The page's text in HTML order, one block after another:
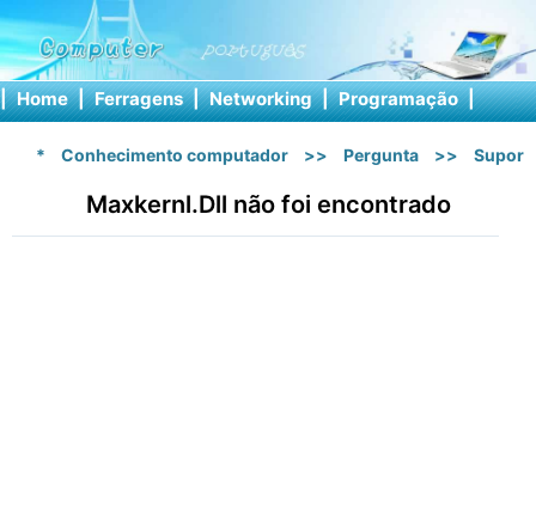
| Home | Ferragens | Networking | Programação |
* Conhecimento computador >> Pergunta >>
Maxkernl.Dll não foi encontrado